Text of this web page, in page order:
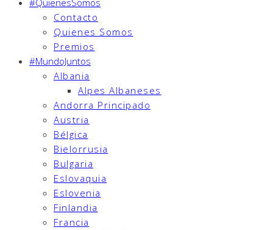
#QuienesSomos
Contacto
Quienes Somos
Premios
#MundoJuntos
Albania
Alpes Albaneses
Andorra Principado
Austria
Bélgica
Bielorrusia
Bulgaria
Eslovaquia
Eslovenia
Finlandia
Francia